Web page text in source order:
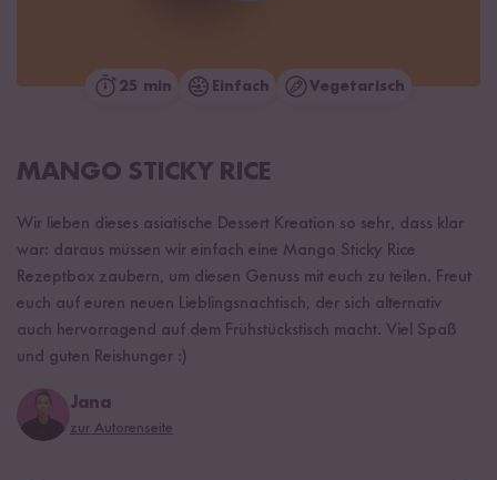
25 min Einfach Vegetarisch
MANGO STICKY RICE
Wir lieben dieses asiatische Dessert Kreation so sehr, dass klar
war: daraus müssen wir einfach eine Mango Sticky Rice
Rezeptbox zaubern, um diesen Genuss mit euch zu teilen. Freut
euch auf euren neuen Lieblingsnachtisch, der sich alternativ
auch hervorragend auf dem Frühstückstisch macht. Viel Spaß
und guten Reishunger :)
Jana
zur Autorenseite